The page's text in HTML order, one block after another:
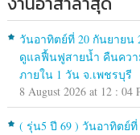
วันอาทิตย์ที่ 20 กันยายน
ดูแลฟื้นฟูสายน้ำ คืนคว
ภายใน 1 วัน จ.เพชรบุรี
8 August 2026 at 12 : 04
( รุ่น5 ปี 69 ) วันอาทิตย์